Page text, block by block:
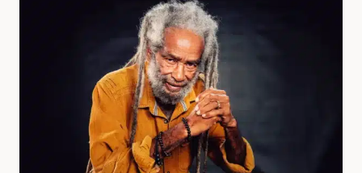
ENTRE
TOLÉRANCE,
CLUBS
ET
FLOU
JURIDIQUE